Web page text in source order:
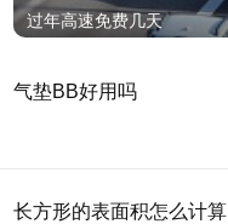
过年高速免费几天
气垫BB好用吗
长方形的表面积怎么计算